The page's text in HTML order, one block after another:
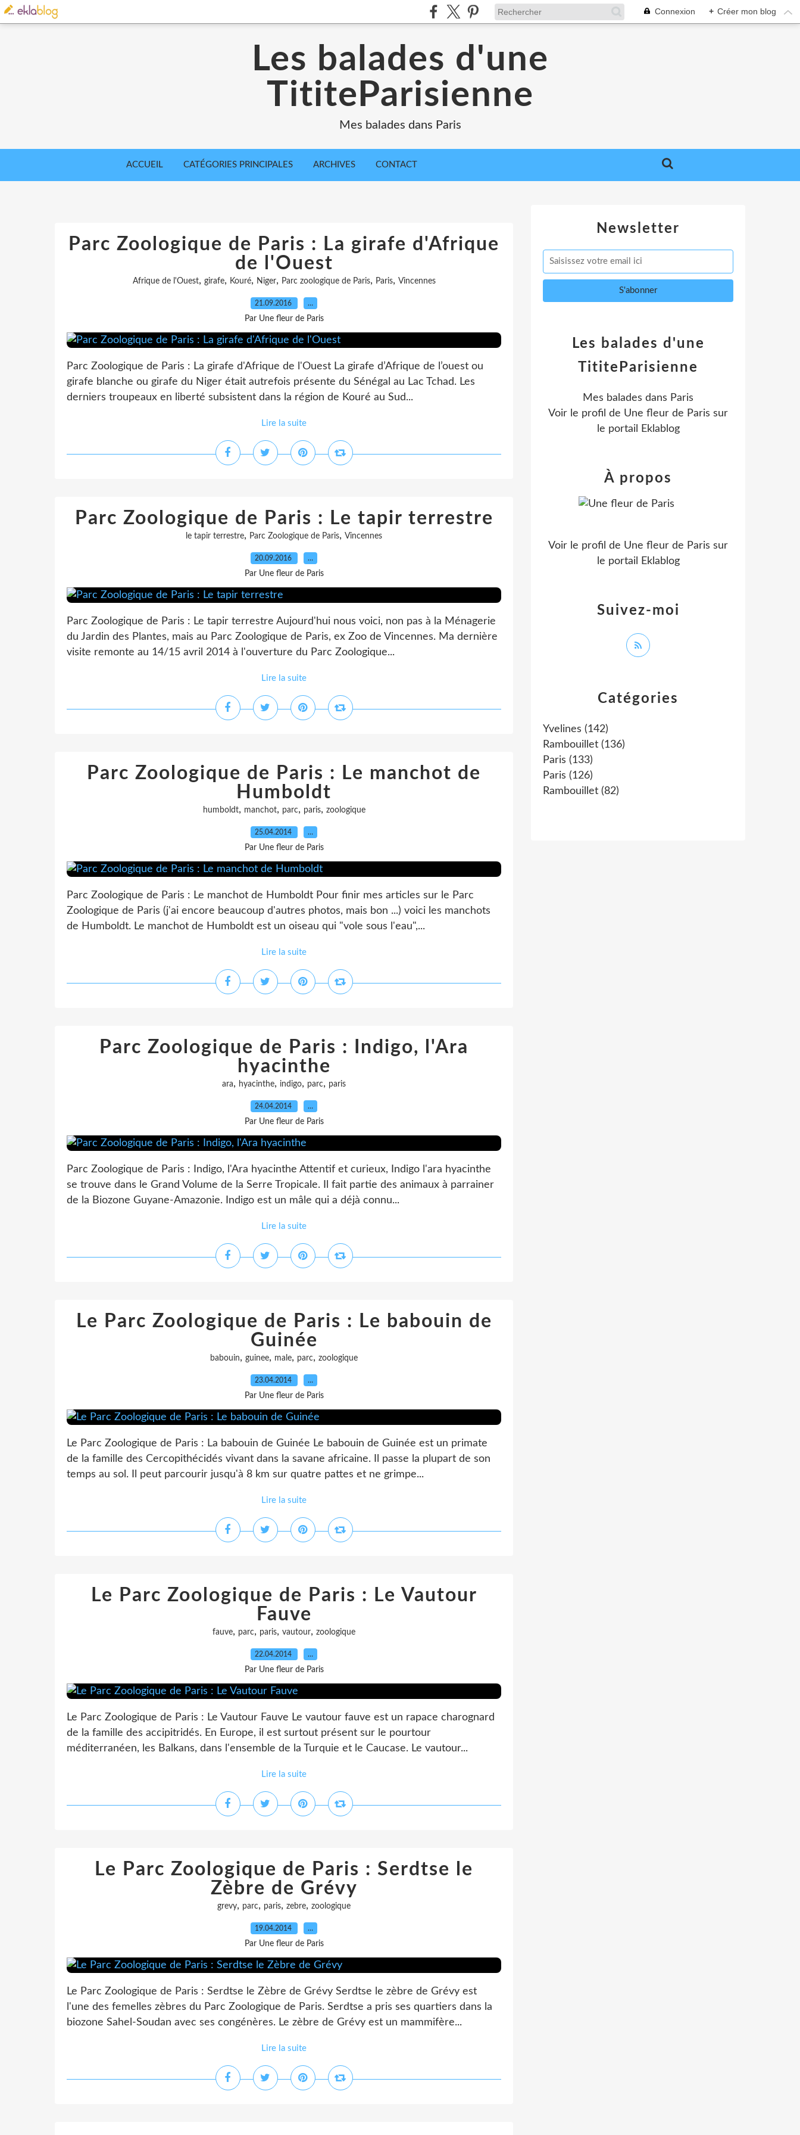
Connexion + Créer mon blog
Les balades d'une
TititeParisienne
Mes balades dans Paris
ACCUEIL CATÉGORIES PRINCIPALES ARCHIVES CONTACT
Parc Zoologique de Paris : La girafe d'Afrique
de l'Ouest
Afrique de l'Ouest, girafe, Kouré, Niger, Parc zoologique de Paris, Paris, Vincennes
21.09.2016 …
Par Une fleur de Paris
Parc Zoologique de Paris : La girafe d'Afrique de l'Ouest La girafe d’Afrique de l’ouest ou
girafe blanche ou girafe du Niger était autrefois présente du Sénégal au Lac Tchad. Les
derniers troupeaux en liberté subsistent dans la région de Kouré au Sud...
Lire la suite
Parc Zoologique de Paris : Le tapir terrestre
le tapir terrestre, Parc Zoologique de Paris, Vincennes
20.09.2016 …
Par Une fleur de Paris
Parc Zoologique de Paris : Le tapir terrestre Aujourd'hui nous voici, non pas à la Ménagerie
du Jardin des Plantes, mais au Parc Zoologique de Paris, ex Zoo de Vincennes. Ma dernière
visite remonte au 14/15 avril 2014 à l'ouverture du Parc Zoologique...
Lire la suite
Parc Zoologique de Paris : Le manchot de
Humboldt
humboldt, manchot, parc, paris, zoologique
25.04.2014 …
Par Une fleur de Paris
Parc Zoologique de Paris : Le manchot de Humboldt Pour finir mes articles sur le Parc
Zoologique de Paris (j'ai encore beaucoup d'autres photos, mais bon ...) voici les manchots
de Humboldt. Le manchot de Humboldt est un oiseau qui "vole sous l'eau",...
Lire la suite
Parc Zoologique de Paris : Indigo, l'Ara
hyacinthe
ara, hyacinthe, indigo, parc, paris
24.04.2014 …
Par Une fleur de Paris
Parc Zoologique de Paris : Indigo, l'Ara hyacinthe Attentif et curieux, Indigo l'ara hyacinthe
se trouve dans le Grand Volume de la Serre Tropicale. Il fait partie des animaux à parrainer
de la Biozone Guyane-Amazonie. Indigo est un mâle qui a déjà connu...
Lire la suite
Le Parc Zoologique de Paris : Le babouin de
Guinée
babouin, guinee, male, parc, zoologique
23.04.2014 …
Par Une fleur de Paris
Le Parc Zoologique de Paris : La babouin de Guinée Le babouin de Guinée est un primate
de la famille des Cercopithécidés vivant dans la savane africaine. Il passe la plupart de son
temps au sol. Il peut parcourir jusqu'à 8 km sur quatre pattes et ne grimpe...
Lire la suite
Le Parc Zoologique de Paris : Le Vautour
Fauve
fauve, parc, paris, vautour, zoologique
22.04.2014 …
Par Une fleur de Paris
Le Parc Zoologique de Paris : Le Vautour Fauve Le vautour fauve est un rapace charognard
de la famille des accipitridés. En Europe, il est surtout présent sur le pourtour
méditerranéen, les Balkans, dans l'ensemble de la Turquie et le Caucase. Le vautour...
Lire la suite
Le Parc Zoologique de Paris : Serdtse le
Zèbre de Grévy
grevy, parc, paris, zebre, zoologique
19.04.2014 …
Par Une fleur de Paris
Le Parc Zoologique de Paris : Serdtse le Zèbre de Grévy Serdtse le zèbre de Grévy est
l'une des femelles zèbres du Parc Zoologique de Paris. Serdtse a pris ses quartiers dans la
biozone Sahel-Soudan avec ses congénères. Le zèbre de Grévy est un mammifère...
Lire la suite
Newsletter
Catégories
Yvelines (142)
Rambouillet (136)
Paris (133)
Paris (126)
Rambouillet (82)
Les balades d'une
TititeParisienne
Mes balades dans Paris
Voir le profil de Une fleur de Paris sur
le portail Eklablog
Suivez-moi
À propos
Voir le profil de Une fleur de Paris sur
le portail Eklablog